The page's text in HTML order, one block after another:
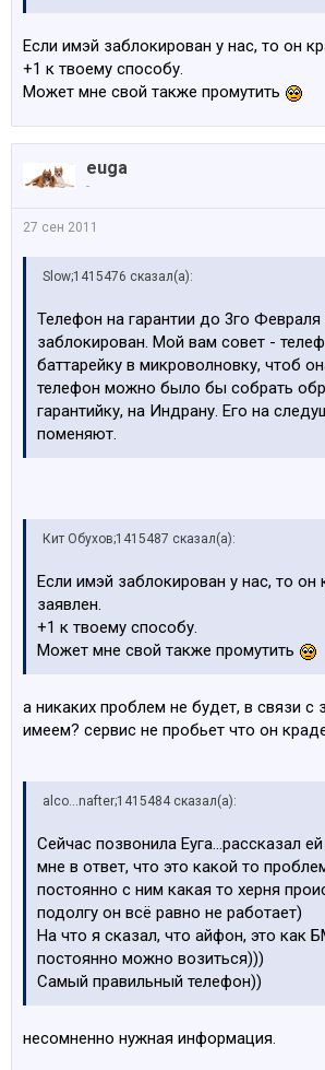
Если имэй заблокирован у нас, то он
+1 к твоему способу.
Может мне свой также промутить
euga
-
27 сен 2011
Slow;1415476 сказал(а):
Телефон на гарантии до 3го Февраля
заблокирован. Мой вам совет -
баттарейку в микроволновку, чтоб
телефон можно было бы собрать
гарантийку, на Индрану. Его на
поменяют.
Кит Обухов;1415487 сказал(а):
Если имэй заблокирован у нас, то он
заявлен.
+1 к твоему способу.
Может мне свой также промутить
а никаких проблем не будет, в связи с
имеем? сервис не пробьет что он
alco...nafter;1415484 сказал(а):
Сейчас позвонила Еуга...рассказал
мне в ответ, что это какой то
постоянно с ним какая то херня
подолгу он всё равно не работает)
На что я сказал, что айфон, это как
постоянно можно возиться)))
Самый правильный телефон))
несомненно нужная информация.